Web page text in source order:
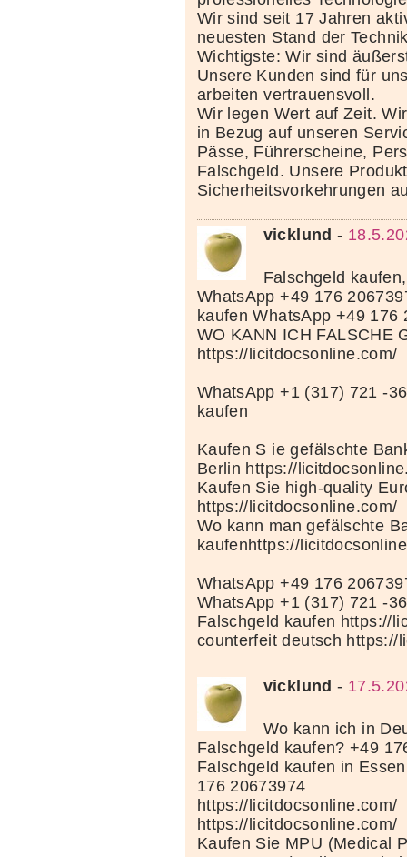
Wir sind seit 17 Jahren
neuesten Stand der
Wichtigste: Wir sind
Unsere Kunden sind für
arbeiten vertrauensvoll.
Wir legen Wert auf Zeit.
in Bezug auf unseren
Pässe, Führerscheine,
Falschgeld. Unsere
Sicherheitsvorkehrungen
vicklund -
Falschgeld
WhatsApp +49 176
kaufen WhatsApp +49 176
WO KANN ICH FALSCHE
https://licitdocsonline.com/
WhatsApp +1 (317) 721 -
kaufen
Kaufen S ie gefälschte
Berlin https://
Kaufen Sie high-quality
https://licitdocsonline.com/
Wo kann man gefälschte
kaufenhttps://
WhatsApp +49 176
WhatsApp +1 (317) 721 -
Falschgeld kaufen https://
counterfeit deutsch https://
vicklund -
Wo kann ich in
Falschgeld kaufen? +49
Falschgeld kaufen in
176 20673974
https://licitdocsonline.com/
https://licitdocsonline.com/
Kaufen Sie MPU (Medical